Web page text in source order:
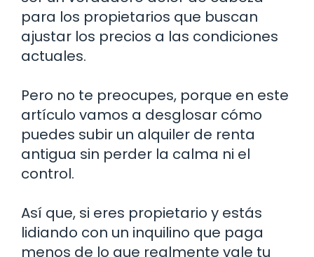
para los propietarios que buscan
ajustar los precios a las condiciones
actuales.
Pero no te preocupes, porque en este
artículo vamos a desglosar cómo
puedes subir un alquiler de renta
antigua sin perder la calma ni el
control.
Así que, si eres propietario y estás
lidiando con un inquilino que paga
menos de lo que realmente vale tu